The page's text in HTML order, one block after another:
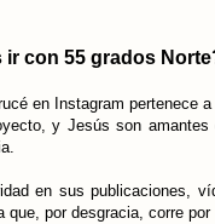
con 55 grados
en Instagram pertenece
y Jesús son
en sus publicaciones,
que, por desgracia, corre